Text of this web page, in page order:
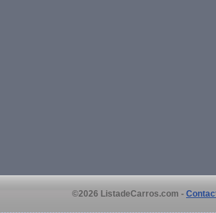
©2026 ListadeCarros.com -